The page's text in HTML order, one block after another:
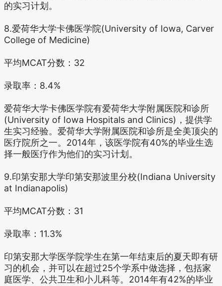
的实习计划。
8.爱荷华大学卡佛医学院(University of Iowa, Carver
College of Medicine)
平均MCAT分数：32
录取率：8.4%
爱荷华大学卡佛医学院有爱荷华大学附属医院和诊所
(University of Iowa Hospitals and Clinics)，提供学
生实习经验。爱荷华大学附属医院和诊所是全美顶尖的
医疗院所之一。2014年，该医学院有40%的毕业生选
择一般医疗作为他们的实习计划。
9.印第安那大学印第安那波里分校(Indiana University
at Indianapolis)
平均MCAT分数：31
录取率：11.3%
印第安那大学医学院学生在第一年结束后的夏天即有研
习的机会，并可以在超过25个学系中做选择，包括家
庭医学、公共卫生和小儿科等。2014年有42%的毕业